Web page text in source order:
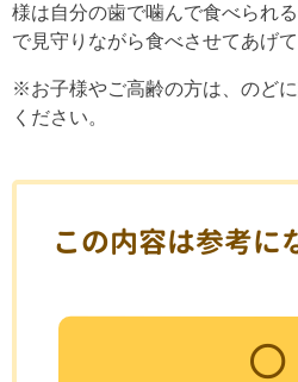
様は自分の歯で噛んで食べられ
で見守りながら食べさせてあげて
※お子様やご高齢の方は、のど
ください。
この内容は参考に